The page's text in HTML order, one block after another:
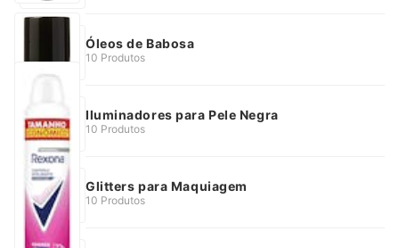
Óleos de Babosa
10 Produtos
Iluminadores para Pele Negra
10 Produtos
Glitters para Maquiagem
10 Produtos